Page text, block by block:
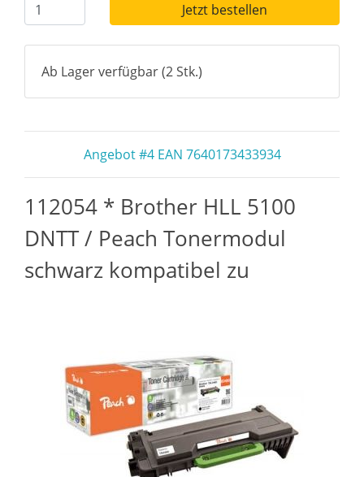
Jetzt bestellen
Ab Lager verfügbar (2 Stk.)
Angebot #4 EAN 7640173433934
112054 * Brother HLL 5100
DNTT / Peach Tonermodul
schwarz kompatibel zu